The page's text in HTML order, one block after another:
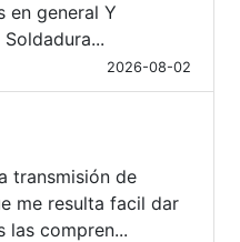
en general Y
2026-08-02
transmisión de
me resulta facil dar
las compren...